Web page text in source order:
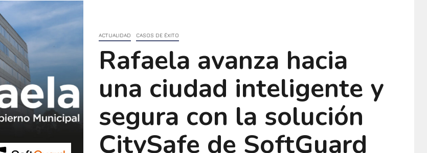
ACTUALIDAD CASOS DE ÉXITO
Rafaela avanza hacia
una ciudad inteligente y
segura con la solución
CitySafe de SoftGuard